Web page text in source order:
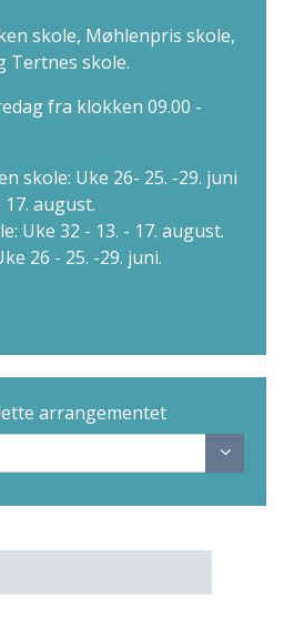
skole, Møhlenpris skole,
Tertnes skole.
fra klokken 09.00 -
skole: Uke 26- 25. -29. juni
august.
Uke 32 - 13. - 17. august.
26 - 25. -29. juni.
arrangementet